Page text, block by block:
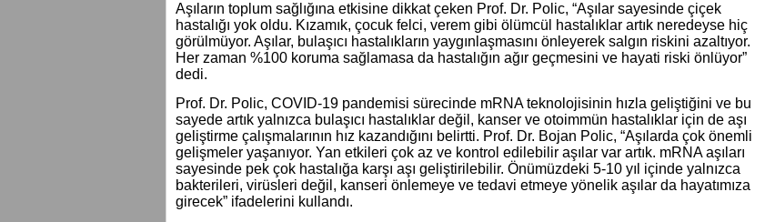
Aşıların toplum sağlığına etkisine dikkat çeken Prof. Dr. Polic, “Aşılar sayesinde çiçek
hastalığı yok oldu. Kızamık, çocuk felci, verem gibi ölümcül hastalıklar artık neredeyse hiç
görülmüyor. Aşılar, bulaşıcı hastalıkların yaygınlaşmasını önleyerek salgın riskini azaltıyor.
Her zaman %100 koruma sağlamasa da hastalığın ağır geçmesini ve hayati riski önlüyor”
dedi.
Prof. Dr. Polic, COVID-19 pandemisi sürecinde mRNA teknolojisinin hızla geliştiğini ve bu
sayede artık yalnızca bulaşıcı hastalıklar değil, kanser ve otoimmün hastalıklar için de aşı
geliştirme çalışmalarının hız kazandığını belirtti. Prof. Dr. Bojan Polic, “Aşılarda çok önemli
gelişmeler yaşanıyor. Yan etkileri çok az ve kontrol edilebilir aşılar var artık. mRNA aşıları
sayesinde pek çok hastalığa karşı aşı geliştirilebilir. Önümüzdeki 5-10 yıl içinde yalnızca
bakterileri, virüsleri değil, kanseri önlemeye ve tedavi etmeye yönelik aşılar da hayatımıza
girecek” ifadelerini kullandı.